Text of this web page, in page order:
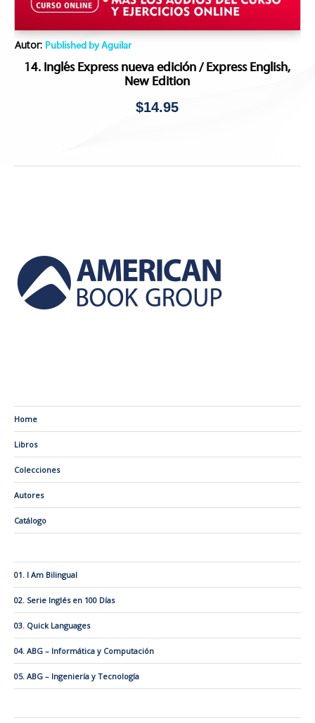
Autor: Published by Aguilar
14. Inglés Express nueva edición / Express English,
New Edition
$14.95
Home
Libros
Colecciones
Autores
Catálogo
01. I Am Bilingual
02. Serie Inglés en 100 Días
03. Quick Languages
04. ABG – Informática y Computación
05. ABG – Ingeniería y Tecnología